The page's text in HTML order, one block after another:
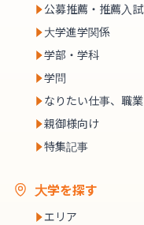
公募推薦・推薦入試
大学進学関係
学部・学科
学問
なりたい仕事、職業
親御様向け
特集記事
大学を探す
エリア